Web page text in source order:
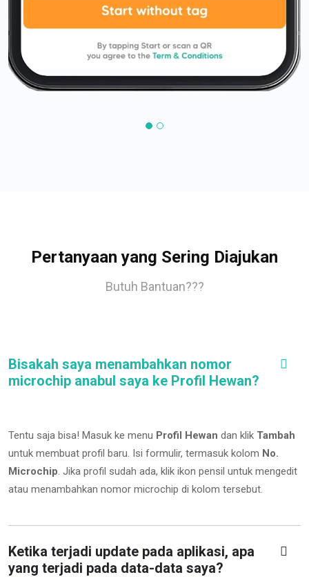
Pertanyaan yang Sering Diajukan
Butuh Bantuan???
Bisakah saya menambahkan nomor
microchip anabul saya ke Profil Hewan?
Tentu saja bisa! Masuk ke menu Profil Hewan dan klik Tambah
untuk membuat profil baru. Isi formulir, termasuk kolom No.
Microchip. Jika profil sudah ada, klik ikon pensil untuk mengedit
atau menambahkan nomor microchip di kolom tersebut.
Ketika terjadi update pada aplikasi, apa
yang terjadi pada data-data saya?